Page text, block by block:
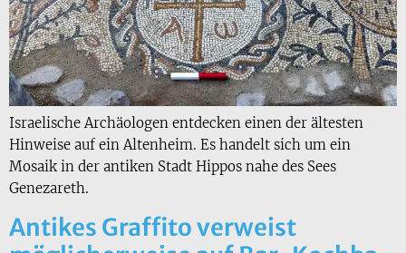
Israelische Archäologen entdecken einen der ältesten
Hinweise auf ein Altenheim. Es handelt sich um ein
Mosaik in der antiken Stadt Hippos nahe des Sees
Genezareth.
Antikes Graffito verweist